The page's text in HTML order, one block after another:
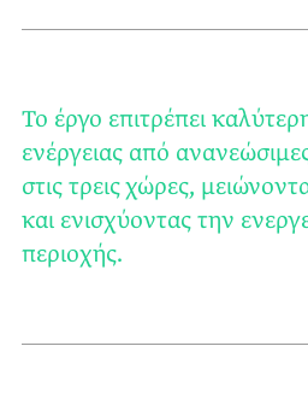
Το έργο επιτρέπει
ενέργειας από
στις τρεις χώρες,
και ενισχύοντας την
περιοχής.